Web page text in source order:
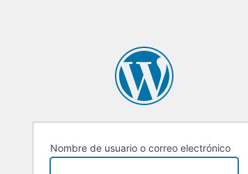
Nombre de usuario o correo electrónico